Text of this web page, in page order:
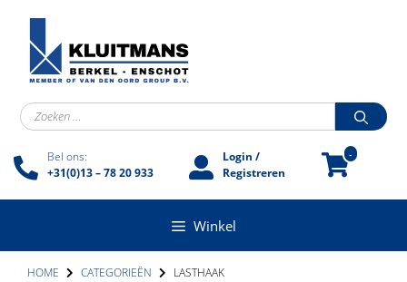
inhoud
Zoek
naar:
Bel ons:
+31(0)13 – 78 20 933
Login /
Registreren
-
Winkel
HOME CATEGORIEËN LASTHAAK